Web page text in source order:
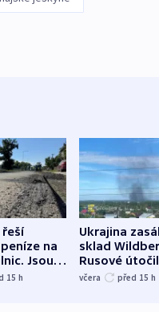
řeší
na
Jsou
namítá
15 h
Ukrajina
sklad
Rusové
trh, hasiče či
včera před 15 h